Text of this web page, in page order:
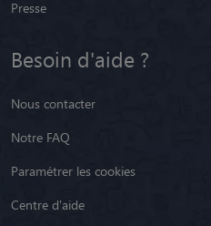
Presse
Besoin d'aide ?
Nous contacter
Notre FAQ
Paramétrer les cookies
Centre d'aide